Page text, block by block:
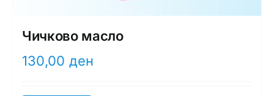
Чичково масло
130,00 ден